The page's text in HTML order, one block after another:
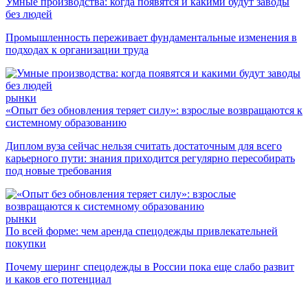
без людей
Промышленность переживает фундаментальные изменения в
подходах к организации труда
рынки
«Опыт без обновления теряет силу»: взрослые возвращаются к
системному образованию
Диплом вуза сейчас нельзя считать достаточным для всего
карьерного пути: знания приходится регулярно пересобирать
под новые требования
рынки
По всей форме: чем аренда спецодежды привлекательней
покупки
Почему шеринг спецодежды в России пока еще слабо развит
и каков его потенциал